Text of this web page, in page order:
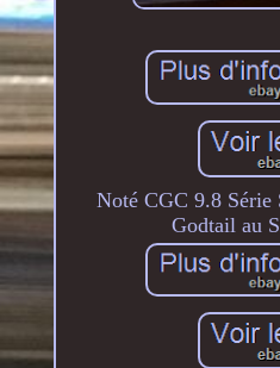
Noté CGC 9.8 Série
Godtail au